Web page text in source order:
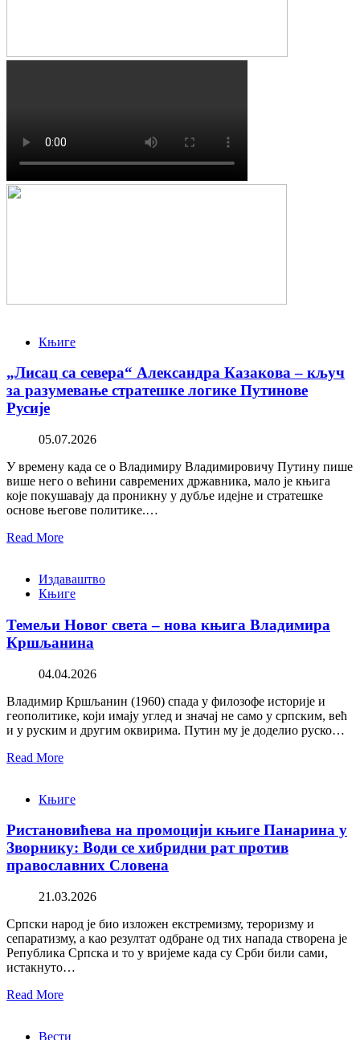
Књиге
„Лисац са севера“ Александра Казакова – кључ
за разумевање стратешке логике Путинове
Русије
05.07.2026
У времену када се о Владимиру Владимировичу Путину пише
више него о већини савремених државника, мало је књига
које покушавају да проникну у дубље идејне и стратешке
основе његове политике.…
Read More
Издаваштво
Књиге
Темељи Новог света – нова књига Владимира
Кршљанина
04.04.2026
Владимир Кршљанин (1960) спада у филозофе историје и
геополитике, који имају углед и значај не само у српским, већ
и у руским и другим оквирима. Путин му је доделио руско…
Read More
Књиге
Ристановићева на промоцији књиге Панарина у
Зворнику: Води се хибридни рат против
православних Словена
21.03.2026
Српски народ је био изложен екстремизму, тероризму и
сепаратизму, а као резултат одбране од тих напада створена је
Република Српска и то у вријеме када су Срби били сами,
истакнуто…
Read More
Вести